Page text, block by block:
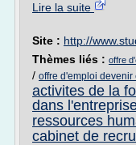
Lire la suite
Site : http://
Thèmes liés : offre
/ offre d'emploi
activites de la
dans
ressources
cabinet de